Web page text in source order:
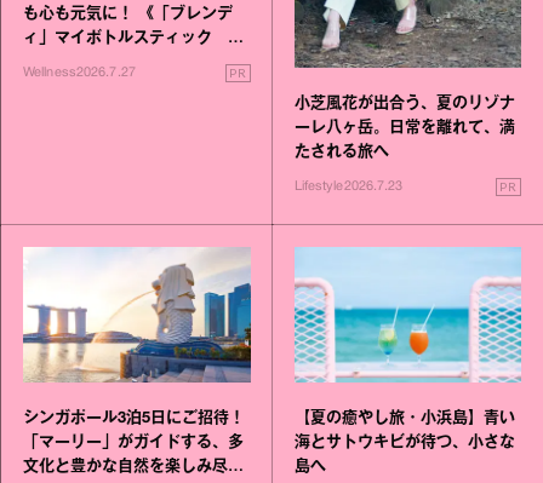
も心も元気に！ 《「ブレンデ
ィ」マイボトルスティック い
いこと毎日》シリーズが誕生
Wellness2026.7.27 PR
小芝風花が出合う、夏のリゾナ
ーレ八ヶ岳。日常を離れて、満
たされる旅へ
Lifestyle2026.7.23 PR
シンガポール3泊5日にご招待！
「マーリー」がガイドする、多
文化と豊かな自然を楽しみ尽く
【夏の癒やし旅・小浜島】青い
海とサトウキビが待つ、小さな
島へ